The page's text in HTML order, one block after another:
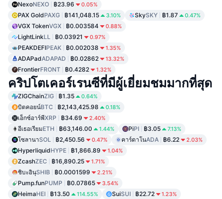
NexoNEXO ฿23.96 0.05%
PAX GoldPAXG ฿141,048.15 3.10% SkySKY ฿1.87 0.47%
VGX TokenVGX ฿0.003584 0.88%
LightLinkLL ฿0.03921 0.97%
PEAKDEFIPEAK ฿0.002038 1.35%
ADAPadADAPAD ฿0.02862 13.32%
FrontierFRONT ฿0.4282 1.32%
คริปโตเคอร์เรนซีที่มีผู้เยี่ยมชมมากที่สุด
ZIGChainZIG ฿1.35 0.64%
บิตคอยน์BTC ฿2,143,425.98 0.18%
เอ็กซ์อาร์พีXRP ฿34.69 2.40%
อีเธอเรียมETH ฿63,146.00 1.44% PiPI ฿3.05 7.13%
โซลานาSOL ฿2,450.56 0.47% คาร์ดาโนADA ฿6.22 2.03%
HyperliquidHYPE ฿1,866.89 1.04%
ZcashZEC ฿16,890.25 1.71%
ชิบะอินุSHIB ฿0.0001599 2.21%
Pump.funPUMP ฿0.07865 3.54%
HeimaHEI ฿13.50 114.55% SuiSUI ฿22.72 1.23%